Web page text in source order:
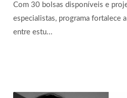
Com 30 bolsas disponíveis e
especialistas, programa fortalece
entre estu...